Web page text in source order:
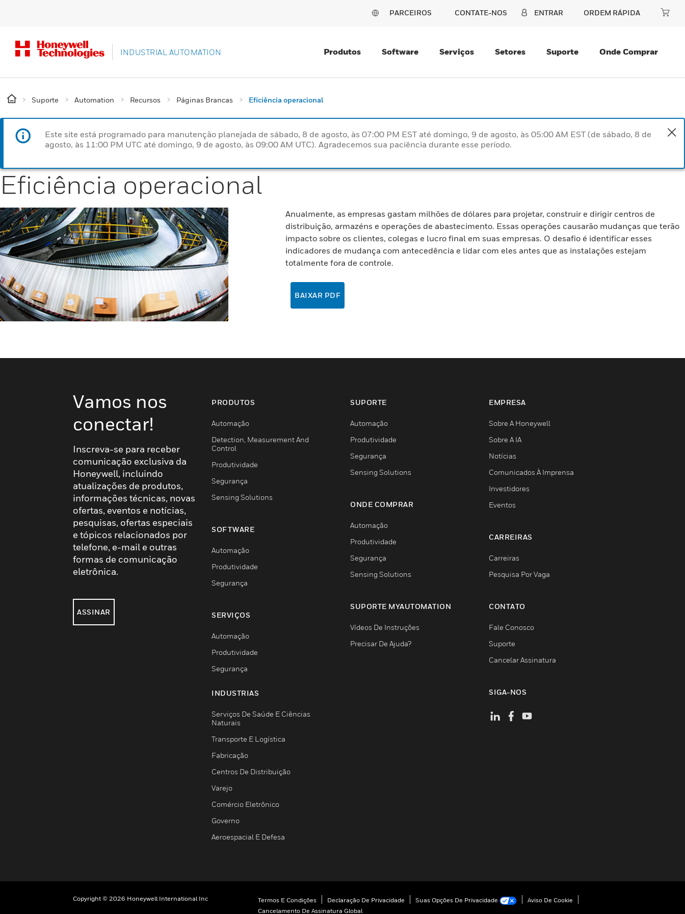
PARCEIROS CONTATE-NOS ENTRAR ORDEM RÁPIDA
INDUSTRIAL AUTOMATION Produtos Software Serviços Setores Suporte Onde Comprar
Suporte Automation Recursos Páginas Brancas Eficiência operacional
Este site está programado para manutenção planejada de sábado, 8 de agosto, às 07:00 PM EST até domingo, 9 de agosto, às 05:00 AM EST (de sábado, 8 de
agosto, às 11:00 PM UTC até domingo, 9 de agosto, às 09:00 AM UTC). Agradecemos sua paciência durante esse período.
Eficiência operacional
Anualmente, as empresas gastam milhões de dólares para projetar, construir e dirigir centros de
distribuição, armazéns e operações de abastecimento. Essas operações causarão mudanças que terão
impacto sobre os clientes, colegas e lucro final em suas empresas. O desafio é identificar esses
indicadores de mudança com antecedência e lidar com eles antes que as instalações estejam
totalmente fora de controle.
BAIXAR PDF
Vamos nos
conectar!
Inscreva-se para receber
comunicação exclusiva da
Honeywell, incluindo
atualizações de produtos,
informações técnicas, novas
ofertas, eventos e notícias,
pesquisas, ofertas especiais
e tópicos relacionados por
telefone, e-mail e outras
formas de comunicação
eletrônica.
ASSINAR
PRODUTOS
Automação
Detection, Measurement And
Control
Produtividade
Segurança
Sensing Solutions
SOFTWARE
Automação
Produtividade
Segurança
SERVIÇOS
Automação
Produtividade
Segurança
INDUSTRIAS
Serviços De Saúde E Ciências
Naturais
Transporte E Logística
Fabricação
Centros De Distribuição
Varejo
Comércio Eletrônico
Governo
Aeroespacial E Defesa
SUPORTE
Automação
Produtividade
Segurança
Sensing Solutions
ONDE COMPRAR
Automação
Produtividade
Segurança
Sensing Solutions
SUPORTE MYAUTOMATION
Vídeos De Instruções
Precisar De Ajuda?
EMPRESA
Sobre A Honeywell
Sobre A IA
Notícias
Comunicados À Imprensa
Investidores
Eventos
CARREIRAS
Carreiras
Pesquisa Por Vaga
CONTATO
Fale Conosco
Suporte
Cancelar Assinatura
SIGA-NOS
Copyright © 2026 Honeywell International Inc Termos E Condições Declaração De Privacidade Suas Opções De Privacidade
Aviso De Cookie
Cancelamento De Assinatura Global